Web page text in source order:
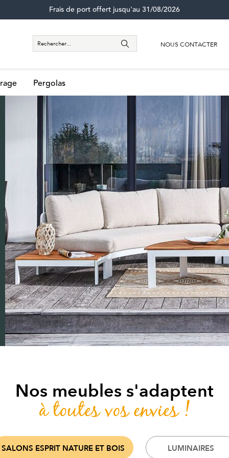
Frais de port offert jusqu'au 31/08/2026
NOUS CONTACTER
Pergolas
Nos meubles s'adaptent
à toutes vos envies !
SALONS ESPRIT NATURE ET BOIS LUMINAIRES